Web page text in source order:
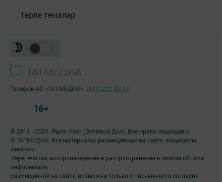
Төрле темалар
© 2011 - 2026. Яшел Узэн (Зеленый Дол). Все права защищены.
© ТАТМЕДИА. Все материалы, размещенные на сайте, защищены
законом.
Перепечатка, воспроизведение и распространение в любом объеме
информации,
размещенной на сайте, возможна только с письменного согласия
Телефон АО «ТАТМЕДИА»: (843) 222 09 84
16+